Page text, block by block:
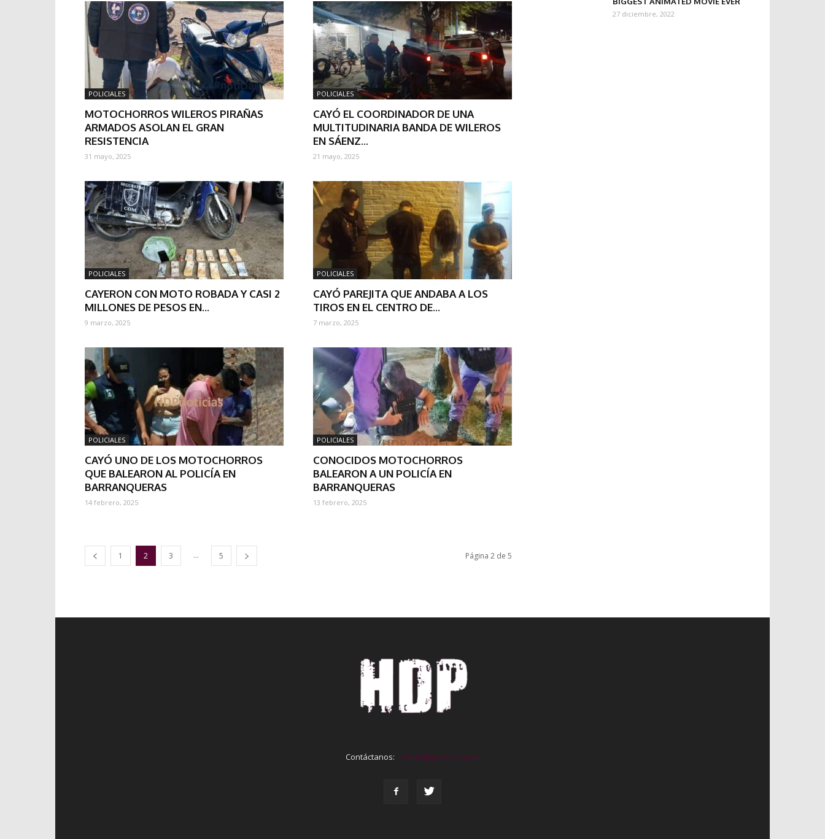
POLICIALES
MOTOCHORROS WILEROS PIRAÑAS
ARMADOS ASOLAN EL GRAN
RESISTENCIA
31 mayo, 2025
POLICIALES
CAYÓ EL COORDINADOR DE UNA
MULTITUDINARIA BANDA DE WILEROS
EN SÁENZ...
21 mayo, 2025
POLICIALES
CAYERON CON MOTO ROBADA Y CASI 2
MILLONES DE PESOS EN...
9 marzo, 2025
POLICIALES
CAYÓ PAREJITA QUE ANDABA A LOS
TIROS EN EL CENTRO DE...
7 marzo, 2025
POLICIALES
CAYÓ UNO DE LOS MOTOCHORROS
QUE BALEARON AL POLICÍA EN
BARRANQUERAS
14 febrero, 2025
POLICIALES
CONOCIDOS MOTOCHORROS
BALEARON A UN POLICÍA EN
BARRANQUERAS
13 febrero, 2025
1 2 3 ... 5 Página 2 de 5
27 diciembre, 2022
Contáctanos: contact@yoursite.com